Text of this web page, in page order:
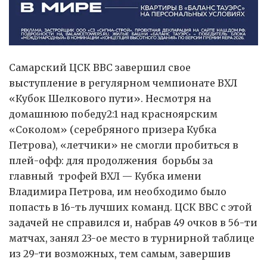
Самарский ЦСК ВВС завершил свое
выступление в регулярном чемпионате ВХЛ
«Кубок Шелкового пути». Несмотря на
домашнюю победу2:1 над красноярским
«Соколом» (серебряного призера Кубка
Петрова), «летчики» не смогли пробиться в
плей-офф: для продолжения борьбы за
главный трофей ВХЛ — Кубка имени
Владимира Петрова, им необходимо было
попасть в 16-ть лучших команд. ЦСК ВВС с этой
задачей не справился и, набрав 49 очков в 56-ти
матчах, занял 23-ое место в турнирной таблице
из 29-ти возможных, тем самым, завершив